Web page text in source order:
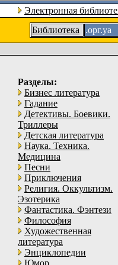
Электронная
Библиотека
.орг.уа
Разделы:
Бизнес литература
Гадание
Детективы. Боевики.
Триллеры
Детская литература
Наука. Техника.
Медицина
Песни
Приключения
Религия. Оккультизм.
Эзотерика
Фантастика. Фэнтези
Философия
Художественная
литература
Энциклопедии
Юмор